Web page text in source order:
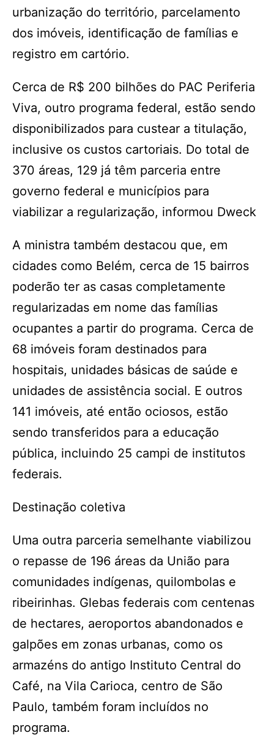
urbanização do território, parcelamento
dos imóveis, identificação de famílias e
registro em cartório.
Cerca de R$ 200 bilhões do PAC Periferia
Viva, outro programa federal, estão sendo
disponibilizados para custear a titulação,
inclusive os custos cartoriais. Do total de
370 áreas, 129 já têm parceria entre
governo federal e municípios para
viabilizar a regularização, informou Dweck
A ministra também destacou que, em
cidades como Belém, cerca de 15 bairros
poderão ter as casas completamente
regularizadas em nome das famílias
ocupantes a partir do programa. Cerca de
68 imóveis foram destinados para
hospitais, unidades básicas de saúde e
unidades de assistência social. E outros
141 imóveis, até então ociosos, estão
sendo transferidos para a educação
pública, incluindo 25 campi de institutos
federais.
Destinação coletiva
Uma outra parceria semelhante viabilizou
o repasse de 196 áreas da União para
comunidades indígenas, quilombolas e
ribeirinhas. Glebas federais com centenas
de hectares, aeroportos abandonados e
galpões em zonas urbanas, como os
armazéns do antigo Instituto Central do
Café, na Vila Carioca, centro de São
Paulo, também foram incluídos no
programa.